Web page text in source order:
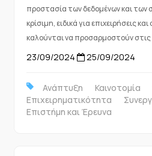
προστασία των δεδομένων και των
κρίσιμη, ειδικά για επιχειρήσεις
καλούνται να προσαρμοστούν στις
23/09/2024 25/09/2024
Ανάπτυξη Καινοτομία
Επιχειρηματικότητα
Επιστήμη και Έρευνα